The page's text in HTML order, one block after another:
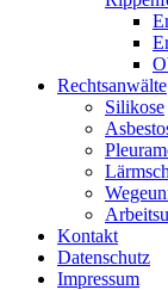
Rechtsanwälte
Silikose
Kontakt
Datenschutz
Impressum